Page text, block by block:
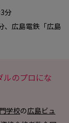
分
、広島電鉄「広島
ルのプロにな
学校の広島ビュ